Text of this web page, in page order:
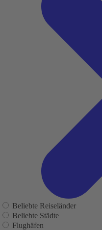
Beliebte Reiseländer
Beliebte Städte
Flughäfen